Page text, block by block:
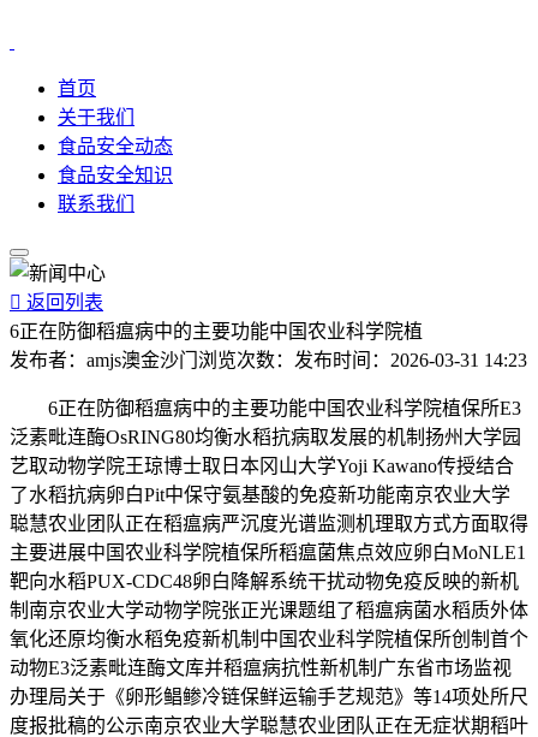
首页
关于我们
食品安全动态
食品安全知识
联系我们
 返回列表
6正在防御稻瘟病中的主要功能中国农业科学院植
发布者： amjs澳金沙门 浏览次数： 发布时间： 2026-03-31 14:23
6正在防御稻瘟病中的主要功能中国农业科学院植保所E3
泛素毗连酶OsRING80均衡水稻抗病取发展的机制扬州大学园
艺取动物学院王琼博士取日本冈山大学Yoji Kawano传授结合
了水稻抗病卵白Pit中保守氨基酸的免疫新功能南京农业大学
聪慧农业团队正在稻瘟病严沉度光谱监测机理取方式方面取得
主要进展中国农业科学院植保所稻瘟菌焦点效应卵白MoNLE1
靶向水稻PUX-CDC48卵白降解系统干扰动物免疫反映的新机
制南京农业大学动物学院张正光课题组了稻瘟病菌水稻质外体
氧化还原均衡水稻免疫新机制中国农业科学院植保所创制首个
动物E3泛素毗连酶文库并稻瘟病抗性新机制广东省市场监视
办理局关于《卵形鲳鲹冷链保鲜运输手艺规范》等14项处所尺
度报批稿的公示南京农业大学聪慧农业团队正在无症状期稻叶